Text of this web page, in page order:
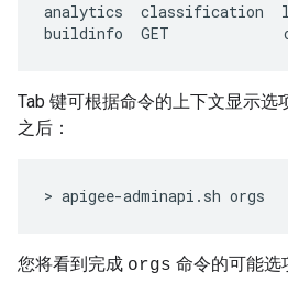
analytics classification
buildinfo
GET
Tab 键可根据命令的上下文显示选
之后：
> apigee-adminapi.sh orgs
您将看到完成 orgs 命令的可能选